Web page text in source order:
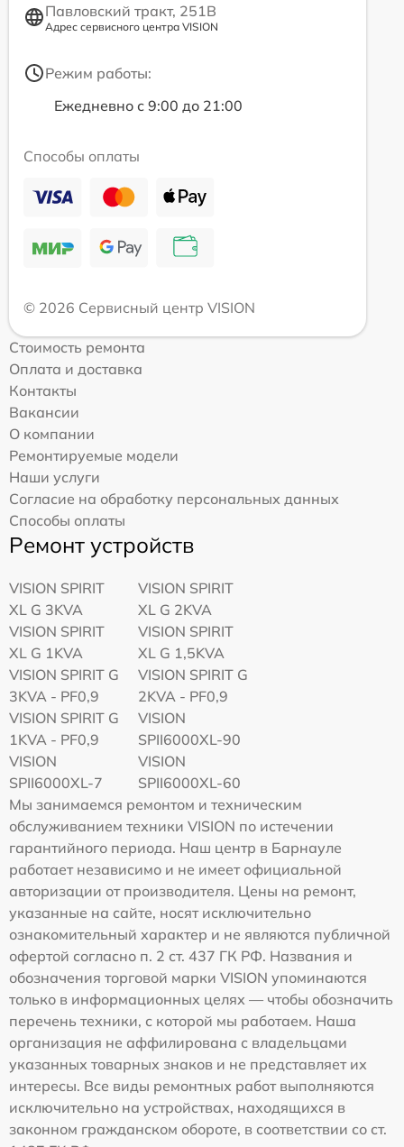
Павловский тракт, 251В
Адрес сервисного центра VISION
Режим работы:
Ежедневно с 9:00 до 21:00
Способы оплаты
© 2026 Сервисный центр VISION
Стоимость ремонта
Оплата и доставка
Контакты
Вакансии
О компании
Ремонтируемые модели
Наши услуги
Согласие на обработку персональных данных
Способы оплаты
Ремонт устройств
VISION SPIRIT
XL G 3KVA
VISION SPIRIT
XL G 2KVA
VISION SPIRIT
XL G 1KVA
VISION SPIRIT
XL G 1,5KVA
VISION SPIRIT G
3KVA - PF0,9
VISION SPIRIT G
2KVA - PF0,9
VISION SPIRIT G
1KVA - PF0,9
VISION
SPII6000XL-90
VISION
SPII6000XL-7
VISION
SPII6000XL-60
Мы занимаемся ремонтом и техническим
обслуживанием техники VISION по истечении
гарантийного периода. Наш центр в Барнауле
работает независимо и не имеет официальной
авторизации от производителя. Цены на ремонт,
указанные на сайте, носят исключительно
ознакомительный характер и не являются публичной
офертой согласно п. 2 ст. 437 ГК РФ. Названия и
обозначения торговой марки VISION упоминаются
только в информационных целях — чтобы обозначить
перечень техники, с которой мы работаем. Наша
организация не аффилирована с владельцами
указанных товарных знаков и не представляет их
интересы. Все виды ремонтных работ выполняются
исключительно на устройствах, находящихся в
законном гражданском обороте, в соответствии со ст.